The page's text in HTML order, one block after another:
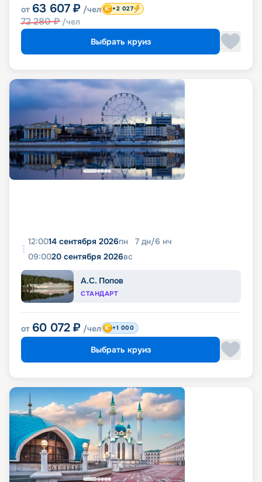
от 63 607 ₽ /чел
72 280₽ /чел
+2 027
Выбрать круиз
12:0014 сентября 2026пн 7 дн/6 нч
09:0020 сентября 2026вс
А.С. Попов
СТАНДАРТ
от 60 072 ₽ /чел +1 000
Выбрать круиз